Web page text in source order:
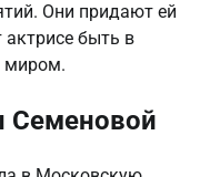
Они придают ей
актрисе быть в
миром.
Семеновой